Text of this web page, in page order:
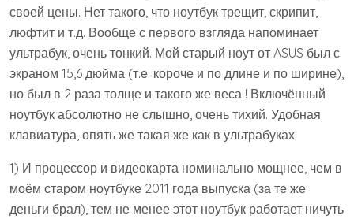
своей цены. Нет такого, что ноутбук трещит, скрипит,
люфтит и т.д. Вообще с первого взгляда напоминает
ультрабук, очень тонкий. Мой старый ноут от ASUS был с
экраном 15,6 дюйма (т.е. короче и по длине и по ширине),
но был в 2 раза толще и такого же веса ! Включённый
ноутбук абсолютно не слышно, очень тихий. Удобная
клавиатура, опять же такая же как в ультрабуках.
1) И процессор и видеокарта номинально мощнее, чем в
моём старом ноутбуке 2011 года выпуска (за те же
деньги брал), тем не менее этот ноутбук работает ничуть